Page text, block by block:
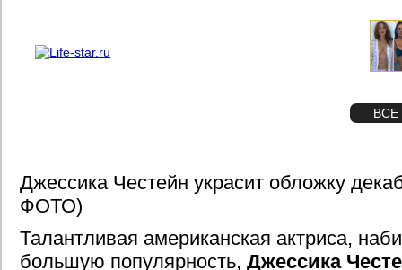
ВСЕ
Джессика Честейн украсит обложку
ФОТО)
Талантливая американская актриса,
большую популярность, Джессика